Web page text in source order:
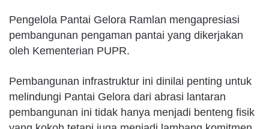
Pengelola Pantai Gelora Ramlan mengapresiasi
pembangunan pengaman pantai yang dikerjakan
oleh Kementerian PUPR.
Pembangunan infrastruktur ini dinilai penting untuk
melindungi Pantai Gelora dari abrasi lantaran
pembangunan ini tidak hanya menjadi benteng fisik